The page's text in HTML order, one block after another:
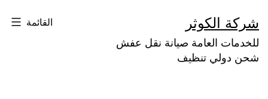
إلى
المحتوى
شركة الكوثر
للخدمات العامة صيانة نقل عفش
شحن دولي تنظيف
القائمة